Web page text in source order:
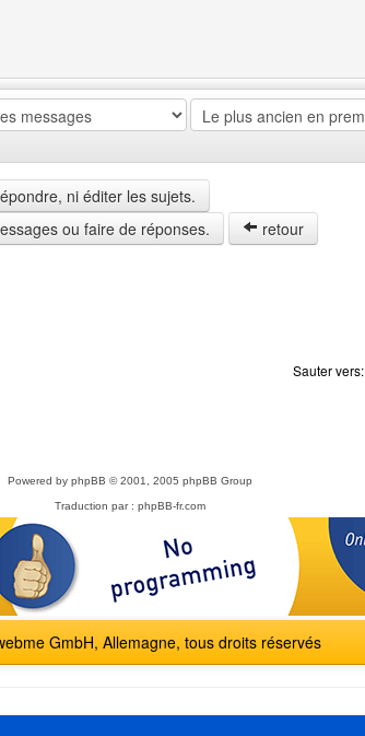
ni éditer les sujets.
ou faire de réponses.
retour
Sauter vers:
Powered by phpBB © 2001, 2005 phpBB Group
Traduction par : phpBB-fr.com
GmbH, Allemagne, tous droits réservés